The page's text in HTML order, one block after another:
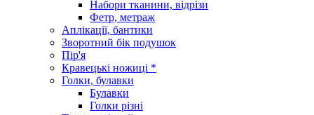
Набори тканини, відрізи
Фетр, метраж
Аплікації, бантики
Зворотний бік подушок
Пір'я
Кравецькі ножиці *
Голки, булавки
Булавки
Голки різні